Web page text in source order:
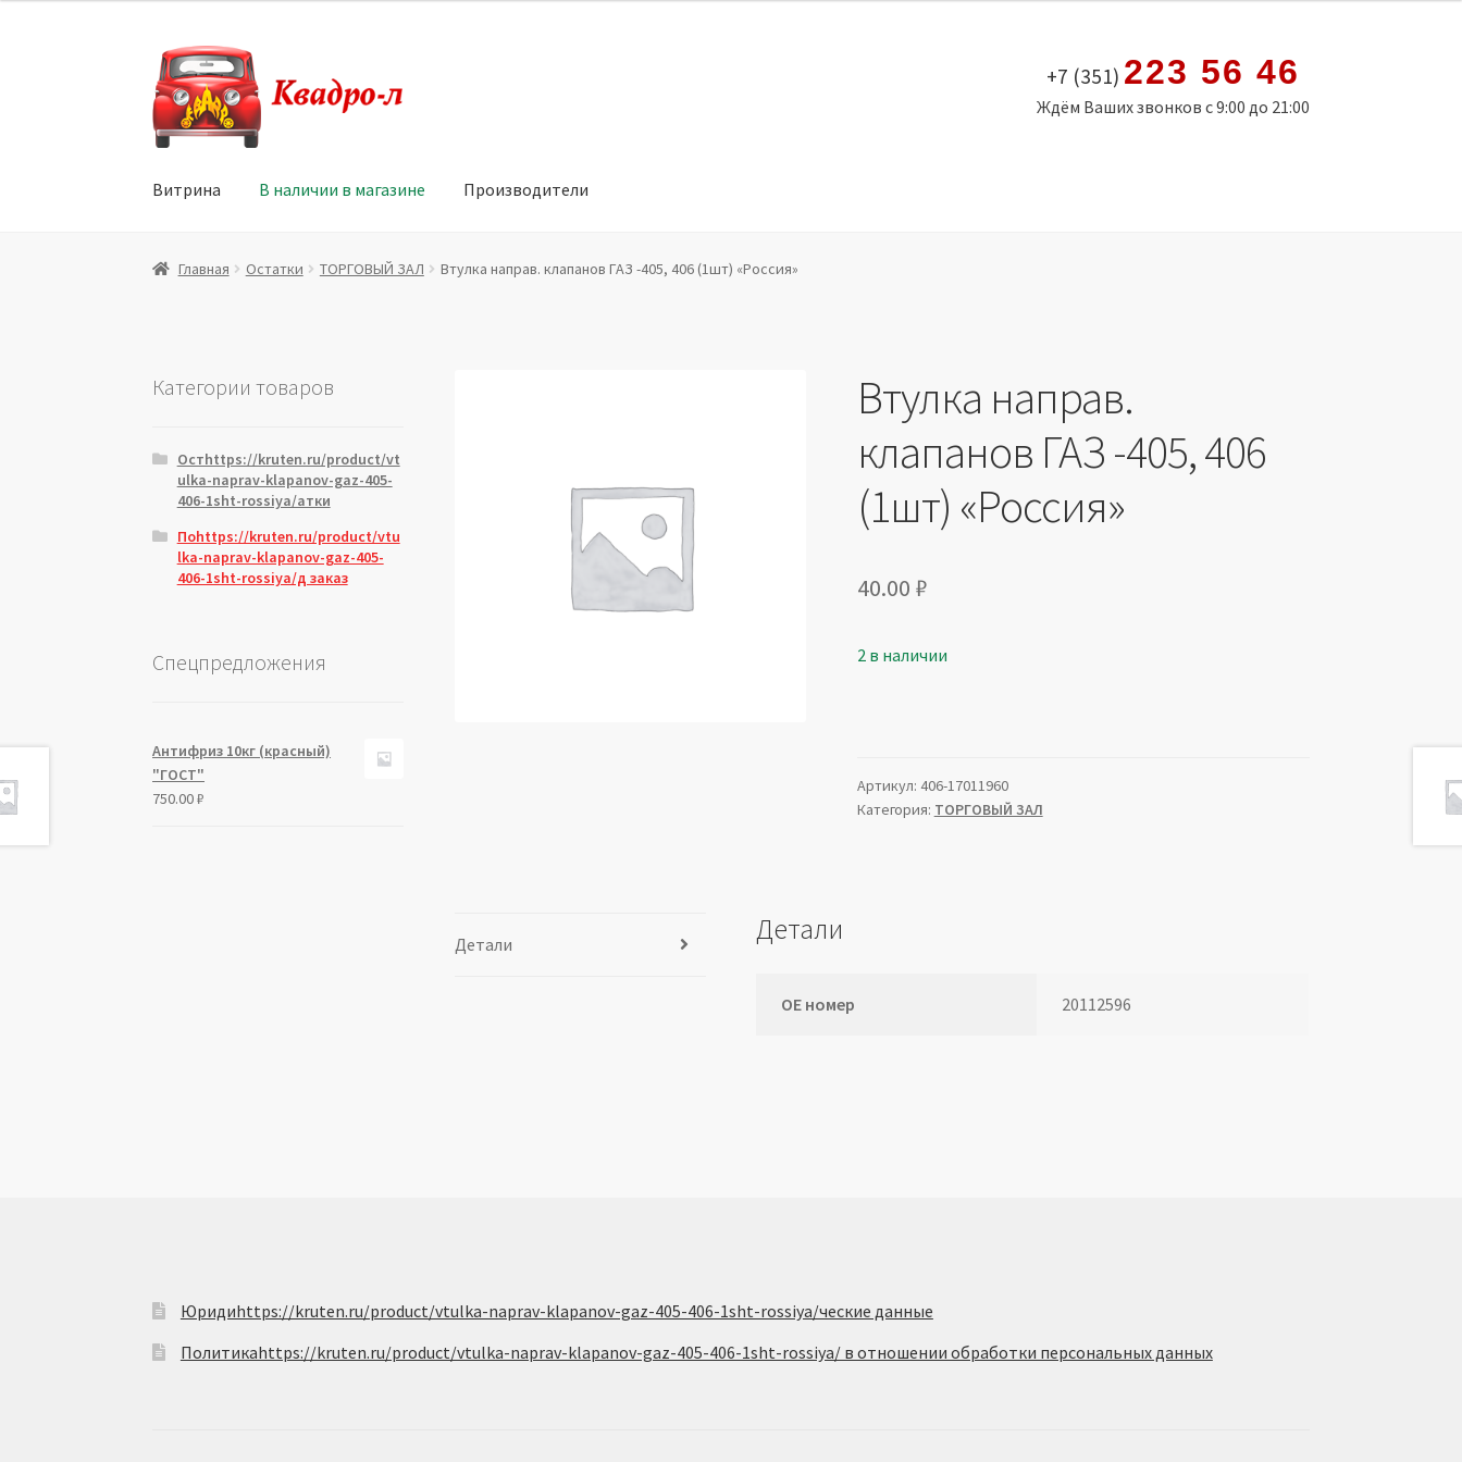
Перейти
к
навигации
Перейти
к
содержимому
+7 (351) 223 56 46
Ждём Ваших звонков с 9:00 до 21:00
Витрина В наличии в магазине Производители
Главная Витрина Мой аккаунтПолитика в отношении обработки персональных данных
Главная Остатки ТОРГОВЫЙ ЗАЛ Втулка направ. клапанов ГАЗ -405, 406 (1шт) «Россия»
Втулка направ.
клапанов ГАЗ -405, 406
(1шт) «Россия»
40.00 ₽
2 в наличии
Артикул: 406-17011960
Категория: ТОРГОВЫЙ ЗАЛ
Детали Детали
ОЕ номер 20112596
Категории товаров
Остhttps://kruten.ru/product/vt
ulka-naprav-klapanov-gaz-405-
406-1sht-rossiya/атки
Поhttps://kruten.ru/product/vtu
lka-naprav-klapanov-gaz-405-
406-1sht-rossiya/д заказ
Спецпредложения
Антифриз 10кг (красный)
"ГОСТ"
750.00₽
Юридиhttps://kruten.ru/product/vtulka-naprav-klapanov-gaz-405-406-1sht-rossiya/ческие данные
Политикаhttps://kruten.ru/product/vtulka-naprav-klapanov-gaz-405-406-1sht-rossiya/ в отношении обработки персональных данных